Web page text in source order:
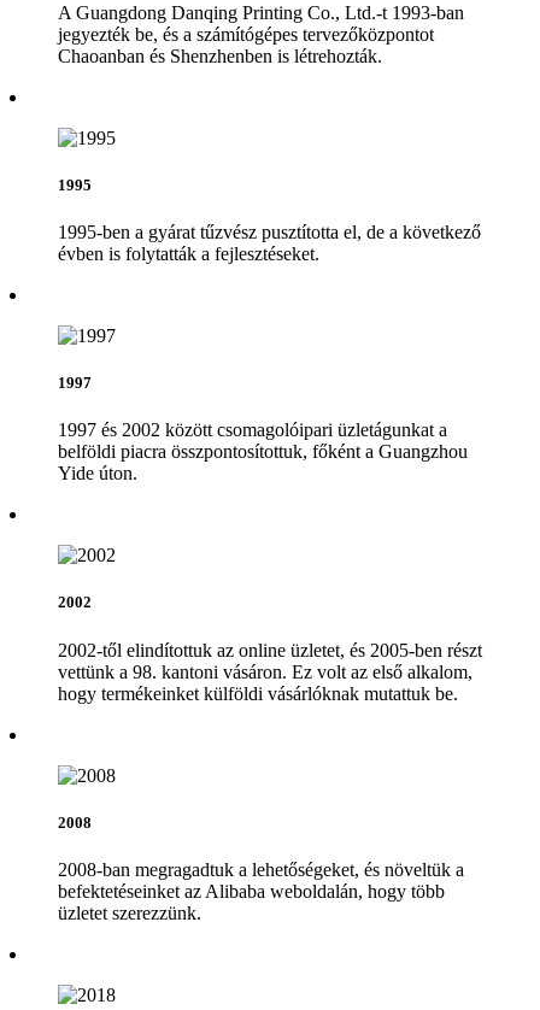
A Guangdong Danqing Printing Co., Ltd.-t 1993-ban
jegyezték be, és a számítógépes tervezőközpontot
Chaoanban és Shenzhenben is létrehozták.
1995
1995-ben a gyárat tűzvész pusztította el, de a következő
évben is folytatták a fejlesztéseket.
1997
1997 és 2002 között csomagolóipari üzletágunkat a
belföldi piacra összpontosítottuk, főként a Guangzhou
Yide úton.
2002
2002-től elindítottuk az online üzletet, és 2005-ben részt
vettünk a 98. kantoni vásáron. Ez volt az első alkalom,
hogy termékeinket külföldi vásárlóknak mutattuk be.
2008
2008-ban megragadtuk a lehetőségeket, és növeltük a
befektetéseinket az Alibaba weboldalán, hogy több
üzletet szerezzünk.